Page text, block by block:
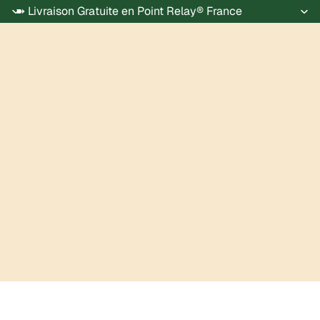
➽ Livraison Gratuite en Point Relay® France